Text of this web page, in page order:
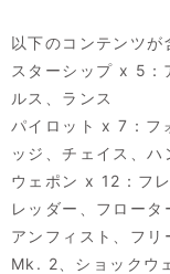
以下のコンテンツが
スターシップ x 5：
ルス、ランス
パイロット x 7：フ
ッジ、チェイス、
ウェポン x 12：フ
レッダー、フロー
アンフィスト、フ
Mk. 2、ショックウ